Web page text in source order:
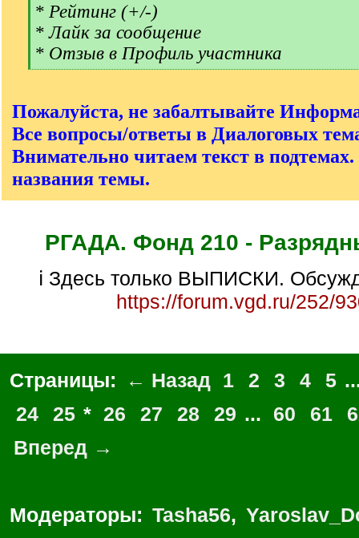
[
]
* Рейтинг (+/-)
* Лайк за сообщение
* Отзыв в Профиль участника
[
]
Пожалуйста, не забалтывайте
Все вопросы/ответы в Диалоговых
Внимательно читаем текст в
названия темы.
РГАДА. Фонд 210 -
ℹ Здесь только ВЫПИСКИ.
https://forum.vgd.ru/252/
Страницы: ← Назад 1 2 3 4 5
24
25 * 26 27 28 29 ... 60 61
Вперед →
Модераторы: Tasha56,